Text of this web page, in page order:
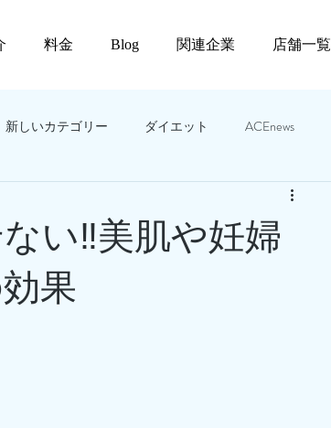
料金 Blog 関連企業 店舗一覧
新しいカテゴリー ダイエット ACEnews
い‼️美肌や妊婦
果